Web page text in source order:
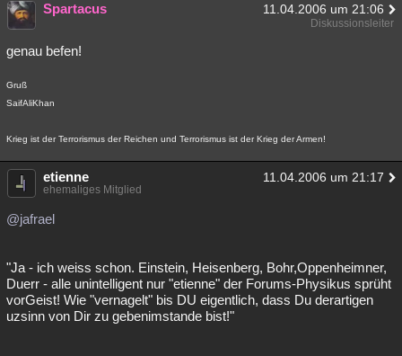
Spartacus 11.04.2006 um 21:06
Diskussionsleiter
genau befen!
Gruß
SaifAliKhan
Krieg ist der Terrorismus der Reichen und Terrorismus ist der Krieg der Armen!
etienne 11.04.2006 um 21:17
ehemaliges Mitglied
@jafrael
"Ja - ich weiss schon. Einstein, Heisenberg, Bohr,Oppenheimner,
Duerr - alle unintelligent nur "etienne" der Forums-Physikus sprüht
vorGeist! Wie "vernagelt" bis DU eigentlich, dass Du derartigen
uzsinn von Dir zu gebenimstande bist!"